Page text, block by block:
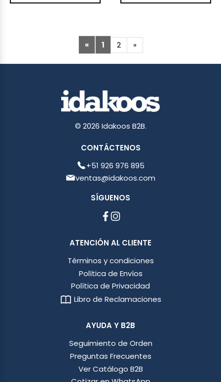
« 1 2 »
© 2026 Idakoos B2B.
CONTÁCTENOS
+51 926 976 895
ventas@idakoos.com
SÍGUENOS
ATENCIÓN AL CLIENTE
Términos y condiciones
Política de Envíos
Política de Privacidad
Libro de Reclamaciones
AYUDA Y B2B
Seguimiento de Orden
Preguntas Frecuentes
Ver Catálogo B2B